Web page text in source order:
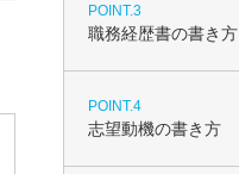
POINT.3
職務経歴書の書き方
POINT.4
志望動機の書き方